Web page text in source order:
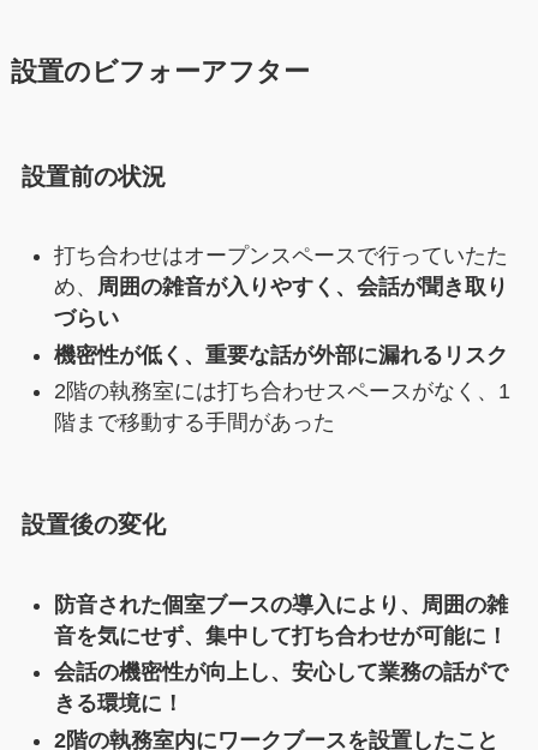
設置のビフォーアフター
設置前の状況
打ち合わせはオープンスペースで行っていたた
め、 周囲の雑音が入りやすく、会話が聞き取り
づらい
機密性が低く、重要な話が外部に漏れるリスク
2階の執務室には打ち合わせスペースがなく、1
階まで移動する手間があった
設置後の変化
防音された個室ブースの導入により、周囲の雑
音を気にせず、集中して打ち合わせが可能に！
会話の機密性が向上し、安心して業務の話がで
きる環境に！
2階の執務室内にワークブースを設置したこと